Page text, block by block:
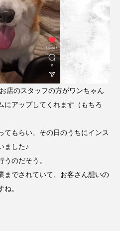
店のスタッフの方がワンちゃん
にアップしてくれます（もちろ
てもらい、その日のうちにインス
ました♪
のだそう。
までされていて、お客さん想いの
。